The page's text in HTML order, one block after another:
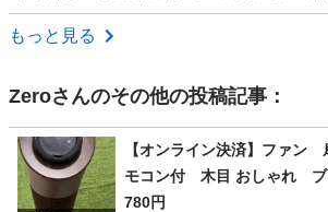
東京 台東区
もっと見る
Zeroさんのその他の投稿記事：
【オンライン決済】ファ
モコン付 木目 おしゃれ ブ
780円